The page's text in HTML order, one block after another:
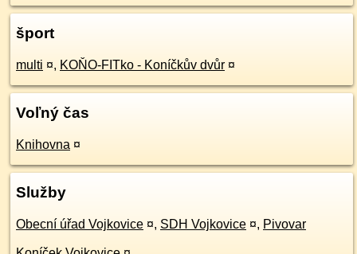
šport
multi ¤, KOŇO-FITko - Koníčkův dvůr ¤
Voľný čas
Knihovna ¤
Služby
Obecní úřad Vojkovice ¤, SDH Vojkovice ¤, Pivovar